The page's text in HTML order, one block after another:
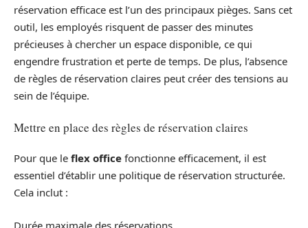
réservation efficace est l’un des principaux pièges. Sans cet
outil, les employés risquent de passer des minutes
précieuses à chercher un espace disponible, ce qui
engendre frustration et perte de temps. De plus, l’absence
de règles de réservation claires peut créer des tensions au
sein de l’équipe.
Mettre en place des règles de réservation claires
Pour que le flex office fonctionne efficacement, il est
essentiel d’établir une politique de réservation structurée.
Cela inclut :
Durée maximale des réservations